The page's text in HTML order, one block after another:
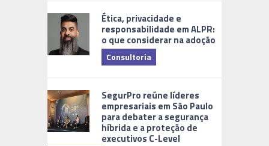
Ética, privacidade e
responsabilidade em ALPR:
o que considerar na adoção
Consultoria
SegurPro reúne líderes
empresariais em São Paulo
para debater a segurança
híbrida e a proteção de
executivos C-Level